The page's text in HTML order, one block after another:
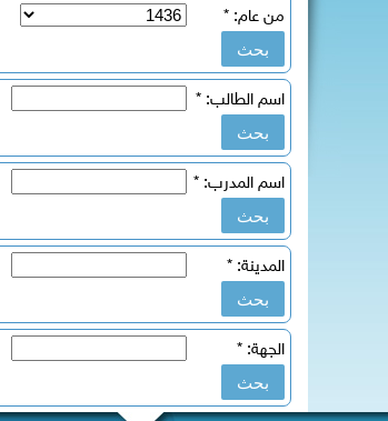
من عام: *
اسم الطالب: *
اسم المدرب: *
المدينة: *
الجهة: *